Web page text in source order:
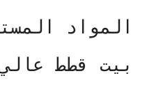
المواد
بيت قطط